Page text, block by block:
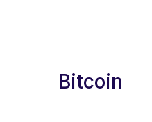
Bitcoin